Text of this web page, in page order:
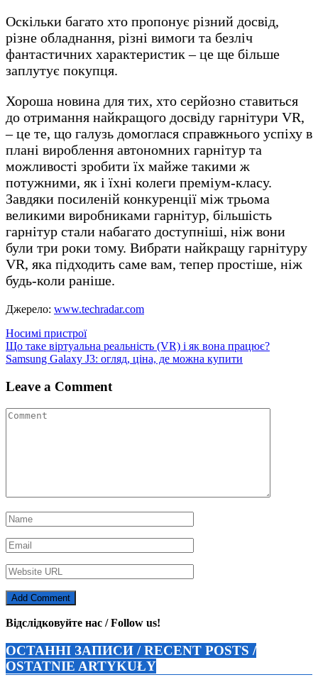
Оскільки багато хто пропонує різний досвід,
різне обладнання, різні вимоги та безліч
фантастичних характеристик – це ще більше
заплутує покупця.
Хороша новина для тих, хто серйозно ставиться
до отримання найкращого досвіду гарнітури VR,
– це те, що галузь домоглася справжнього успіху в
плані вироблення автономних гарнітур та
можливості зробити їх майже такими ж
потужними, як і їхні колеги преміум-класу.
Завдяки посиленій конкуренції між трьома
великими виробниками гарнітур, більшість
гарнітур стали набагато доступніші, ніж вони
були три роки тому. Вибрати найкращу гарнітуру
VR, яка підходить саме вам, тепер простіше, ніж
будь-коли раніше.
Джерело: www.techradar.com
Носимі пристрої
Навігація
записів
Що таке віртуальна реальність (VR) і як вона працює?
Samsung Galaxy J3: огляд, ціна, де можна купити
Leave a Comment
Відслідковуйте нас / Follow us!
ОСТАННІ ЗАПИСИ / RECENT POSTS /
OSTATNIE ARTYKUŁY